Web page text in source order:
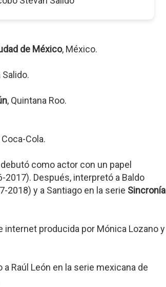
de México, México.
, Quintana Roo.
Cola.
como actor con un papel
2017). Después, interpretó a Baldo
2018) y a Santiago en la serie Sincronía
internet producida por Mónica Lozano y
Raúl León en la serie mexicana de